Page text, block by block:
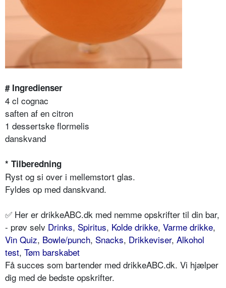
# Ingredienser
4 cl cognac
saften af en citron
1 dessertske flormelis
danskvand
* Tilberedning
Ryst og si over i mellemstort glas.
Fyldes op med danskvand.
✅ Her er drikkeABC.dk med nemme opskrifter til din bar,
- prøv selv Drinks, Spiritus, Kolde drikke, Varme drikke,
Vin Quiz, Bowle/punch, Snacks, Drikkeviser, Alkohol
test, Tøm barskabet
Få succes som bartender med drikkeABC.dk. Vi hjælper
dig med de bedste opskrifter.